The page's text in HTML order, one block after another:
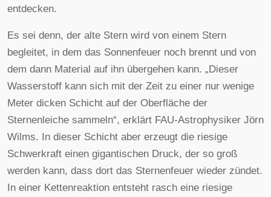
entdecken.
Es sei denn, der alte Stern wird von einem Stern
begleitet, in dem das Sonnenfeuer noch brennt und von
dem dann Material auf ihn übergehen kann. „Dieser
Wasserstoff kann sich mit der Zeit zu einer nur wenige
Meter dicken Schicht auf der Oberfläche der
Sternenleiche sammeln“, erklärt FAU-Astrophysiker Jörn
Wilms. In dieser Schicht aber erzeugt die riesige
Schwerkraft einen gigantischen Druck, der so groß
werden kann, dass dort das Sternenfeuer wieder zündet.
In einer Kettenreaktion entsteht rasch eine riesige